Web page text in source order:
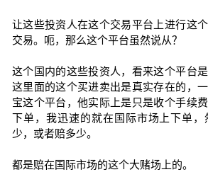
让这些投资人在这个交易平台上进行这
交易。呃，那么这个平台虽然说从？
这个国内的这些投资人，看来这个平台
这里面的这个买进卖出是真实存在的，
宝这个平台，他实际上是只是收个手续
下单，我迅速的就在国际市场上下单
少，或者赔多少。
都是赔在国际市场的这个大赌场上的。